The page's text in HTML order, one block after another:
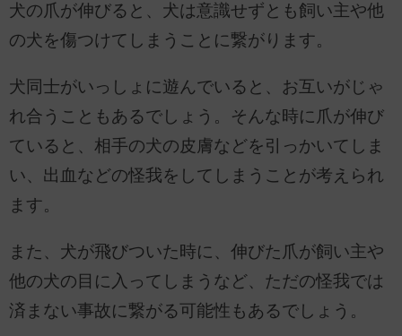
犬の爪が伸びると、犬は意識せずとも飼い主や他
の犬を傷つけてしまうことに繋がります。
犬同士がいっしょに遊んでいると、お互いがじゃ
れ合うこともあるでしょう。そんな時に爪が伸び
ていると、相手の犬の皮膚などを引っかいてしま
い、出血などの怪我をしてしまうことが考えられ
ます。
また、犬が飛びついた時に、伸びた爪が飼い主や
他の犬の目に入ってしまうなど、ただの怪我では
済まない事故に繋がる可能性もあるでしょう。